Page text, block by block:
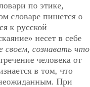
по этике,
словаре пишется о
к русской
несет в себе
своем, сознавать что
человека от
в том, что
неожиданным. При